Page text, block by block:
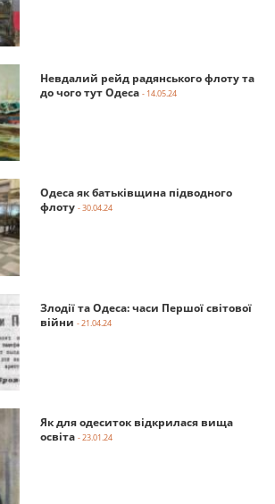
Невдалий рейд радянського флоту та
до чого тут Одеса - 14.05.24
Одеса як батьківщина підводного
флоту - 30.04.24
Злодії та Одеса: часи Першої світової
війни - 21.04.24
Як для одеситок відкрилася вища
освіта - 23.01.24